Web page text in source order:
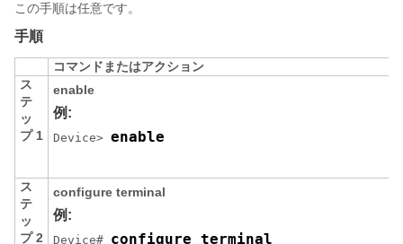
この手順は任意です。
手順
コマンドまたはアクション
ス
テ
ッ
プ 1
enable
例:
Device> enable
ス
テ
ッ
プ 2
configure terminal
例:
Device# configure terminal